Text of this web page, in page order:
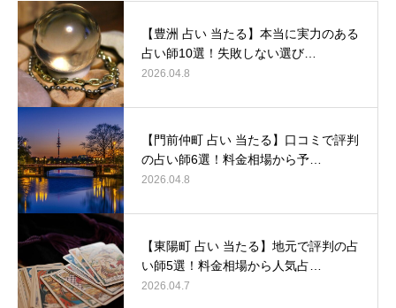
【豊洲 占い 当たる】本当に実力のある
占い師10選！失敗しない選び…
2026.04.8
【門前仲町 占い 当たる】口コミで評判
の占い師6選！料金相場から予…
2026.04.8
【東陽町 占い 当たる】地元で評判の占
い師5選！料金相場から人気占…
2026.04.7